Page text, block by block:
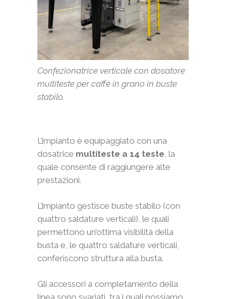
Confezionatrice verticale con dosatore
multiteste per caffè in grano in buste
stabilo.
L’impianto è equipaggiato con una
dosatrice multiteste a 14 teste, la
quale consente di raggiungere alte
prestazioni.
L’impianto gestisce buste stabilo (con
quattro saldature verticali), le quali
permettono un’ottima visibilità della
busta e, le quattro saldature verticali,
conferiscono struttura alla busta.
Gli accessori a completamento della